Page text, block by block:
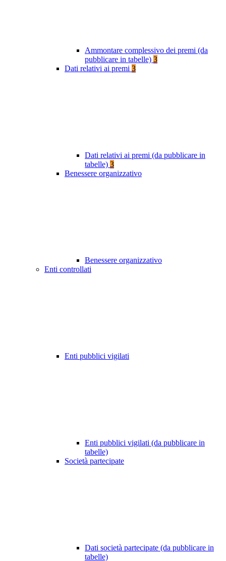
Ammontare complessivo dei premi (da
pubblicare in tabelle) 3
Dati relativi ai premi 3
Dati relativi ai premi (da pubblicare in
tabelle) 3
Benessere organizzativo
Benessere organizzativo
Enti controllati
Enti pubblici vigilati
Enti pubblici vigilati (da pubblicare in
tabelle)
Società partecipate
Dati società partecipate (da pubblicare in
tabelle)